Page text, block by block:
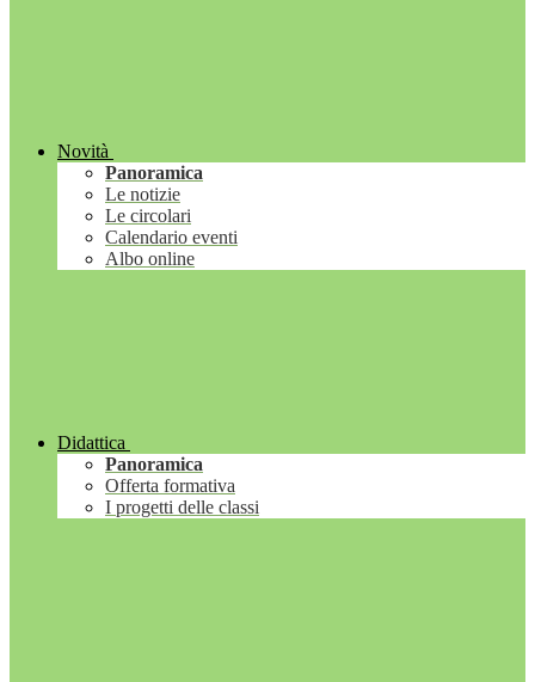
Novità
Panoramica
Le notizie
Le circolari
Calendario eventi
Albo online
Didattica
Panoramica
Offerta formativa
I progetti delle classi